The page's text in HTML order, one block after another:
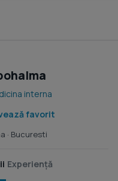
interna
favorit
· Bucuresti
Experiență